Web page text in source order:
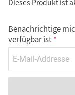
Benachrichtige
verfügbar ist